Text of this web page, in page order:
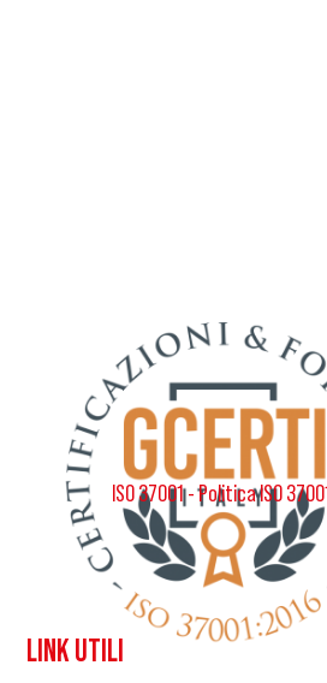
ISO 37001 - Politica ISO 37001
LINK UTILI